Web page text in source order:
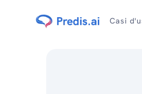
Casi